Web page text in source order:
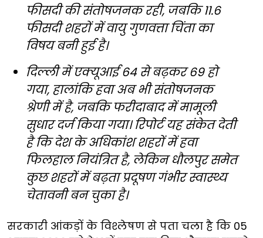
फीसदी की संतोषजनक रही, जबकि 11.6
फीसदी शहरों में वायु गुणवत्ता चिंता का
विषय बनी हुई है।
दिल्ली में एक्यूआई 64 से बढ़कर 69 हो
गया, हालांकि हवा अब भी संतोषजनक
श्रेणी में है, जबकि फरीदाबाद में मामूली
सुधार दर्ज किया गया। रिपोर्ट यह संकेत देती
है कि देश के अधिकांश शहरों में हवा
फिलहाल नियंत्रित है, लेकिन धौलपुर समेत
कुछ शहरों में बढ़ता प्रदूषण गंभीर स्वास्थ्य
चेतावनी बन चुका है।
सरकारी आंकड़ों के विश्लेषण से पता चला है कि 05